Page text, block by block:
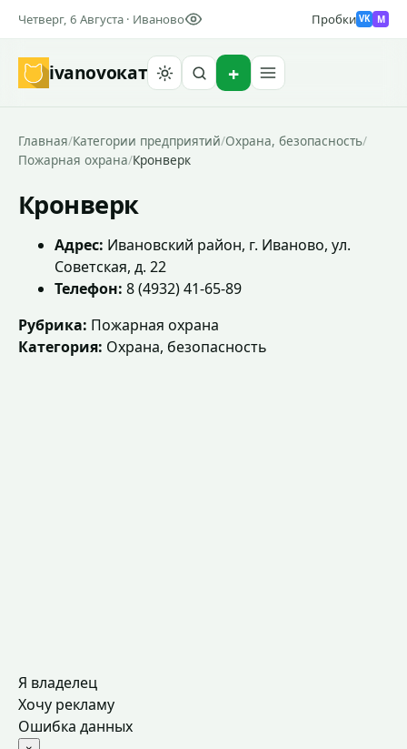
Четверг, 6 Августа · Иваново Пробки VK M
ivanovoкат
Найти
Главная/Категории предприятий/Охрана, безопасность/
Пожарная охрана/Кронверк
Кронверк
Адрес: Ивановский район, г. Иваново, ул.
Советская, д. 22
Телефон: 8 (4932) 41-65-89
Рубрика: Пожарная охрана
Категория: Охрана, безопасность
Я владелец
Хочу рекламу
Ошибка данных